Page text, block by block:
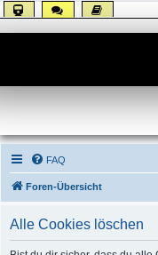
FAQ
Foren-Übersicht
Alle Cookies löschen